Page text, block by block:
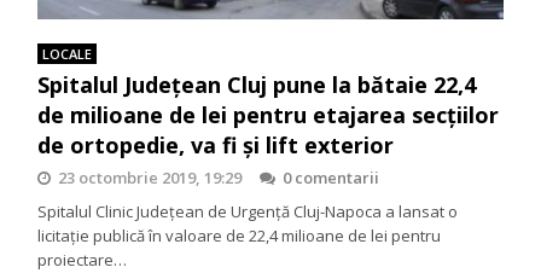
LOCALE
Spitalul Județean Cluj pune la bătaie 22,4
de milioane de lei pentru etajarea secțiilor
de ortopedie, va fi și lift exterior
23 octombrie 2019, 19:29
0 comentarii
Spitalul Clinic Județean de Urgență Cluj-Napoca a lansat o
licitație publică în valoare de 22,4 milioane de lei pentru
proiectare…